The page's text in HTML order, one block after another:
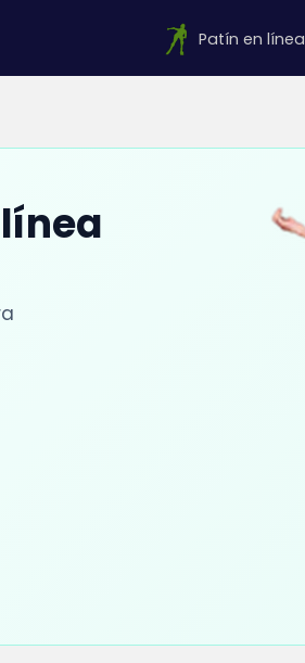
Patín en línea